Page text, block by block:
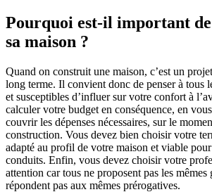
Pourquoi est-il important
sa maison ?
Quand on construit une maison, c’est un
long terme. Il convient donc de penser à tous
et susceptibles d’influer sur votre confort à
calculer votre budget en conséquence, en
couvrir les dépenses nécessaires, sur le
construction. Vous devez bien choisir votre
adapté au profil de votre maison et viable
conduits. Enfin, vous devez choisir votre
attention car tous ne proposent pas les mêmes
répondent pas aux mêmes prérogatives.